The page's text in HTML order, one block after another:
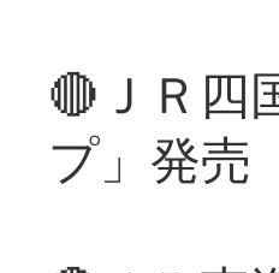
🔴ＪＲ四
プ」発売